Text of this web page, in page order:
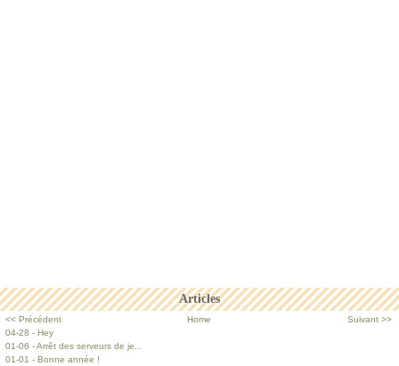
Articles
<< Précédent Home
Suivant >>
04-28 - Hey
01-06 - Arrêt des serveurs de je...
01-01 - Bonne année !